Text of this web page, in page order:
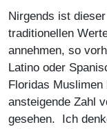
Nirgends ist
traditionellen
annehmen, so
Latino oder
Floridas
ansteigende Zahl
gesehen. Ich